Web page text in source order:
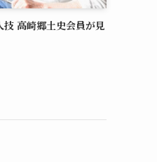
高崎郷土史会員が見